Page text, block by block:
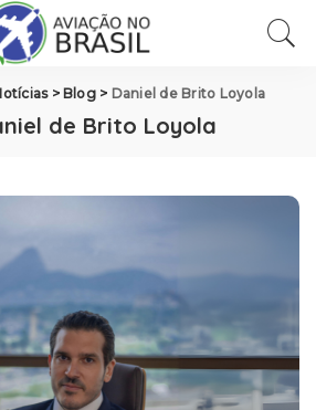
> Blog> Daniel de Brito Loyola
de Brito Loyola